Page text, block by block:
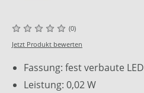
(0)
Jetzt Produkt bewerten
Fassung: fest verbaute LED
Leistung: 0,02 W